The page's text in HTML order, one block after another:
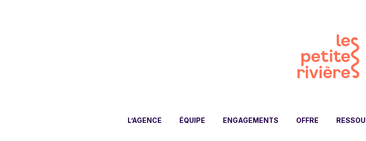
L’AGENCE ÉQUIPE ENGAGEMENTS OFFRE